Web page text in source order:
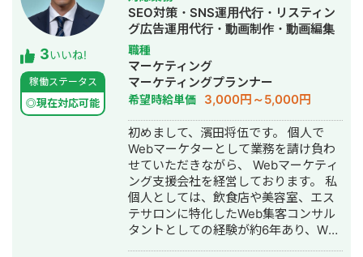
ション設計 ・クリニック：来院数向上
のためのWeb広告の運用 ・スーツメー
カー：来店予約促進のためのWeb広告
の運用 ・マーケティングSaaS：Meta
広告でのリスト獲得 ・人材紹介：
IndeedやAir WORKでの求人獲得 ・日
用品メーカー：GA4を活用したサイト
解析と定点観測体制の構築 ・学習塾：
無料体験応募増加を目的としたMEOと
Web広告の運用 ・シェアオフィス：新
規事業のマーケティング支援。ペルソ
ナ構築とそれに対するコミュニケーシ
ョン設計、クリエイティブ制作
月商1,000万円を突破。 その後友人とto
Cの美容系アプリを手がけるスタート
アップを創業し取締役COOに就任。創
業二年間で合計約１億円の資金調達を
実施するとともに、従業員数も5倍の組
織に拡大。 2017年末から自身でWEB
マーケティングの会社を創業、フリー
ランスチームとともに、100を超えるク
ライアントのマーケティングサポート
を展開中。得意領域はSNS運用、ディ
スプレイ広告、リスティング、インフ
ルエンサーマーケティング 現在まで上
場企業をはじめとした100社以上の支援
実績があり、今までのノウハウを全て
お伝え致します！ また同時にフリーで
芸能活動をしており、SUITS2や半沢直
3いいね!
稼働ステータス
◎現在対応可能
SEO対策・SNS運用代行・リスティン
グ広告運用代行・動画制作・動画編集
職種
マーケティング
マーケティングプランナー
希望時給単価 3,000円～5,000円
初めまして、濱田将伍です。 個人で
Webマーケターとして業務を請け負わ
せていただきながら、 Webマーケティ
ング支援会社を経営しております。 私
個人としては、飲食店や美容室、エス
テサロンに特化したWeb集客コンサル
タントとしての経験が約6年あり、Web